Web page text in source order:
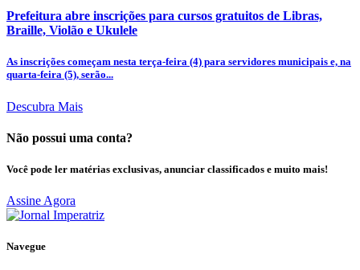
Prefeitura abre inscrições para cursos gratuitos de Libras,
Braille, Violão e Ukulele
As inscrições começam nesta terça-feira (4) para servidores municipais e, na
quarta-feira (5), serão...
Descubra Mais
Não possui uma conta?
Você pode ler matérias exclusivas, anunciar classificados e muito mais!
Assine Agora
Navegue